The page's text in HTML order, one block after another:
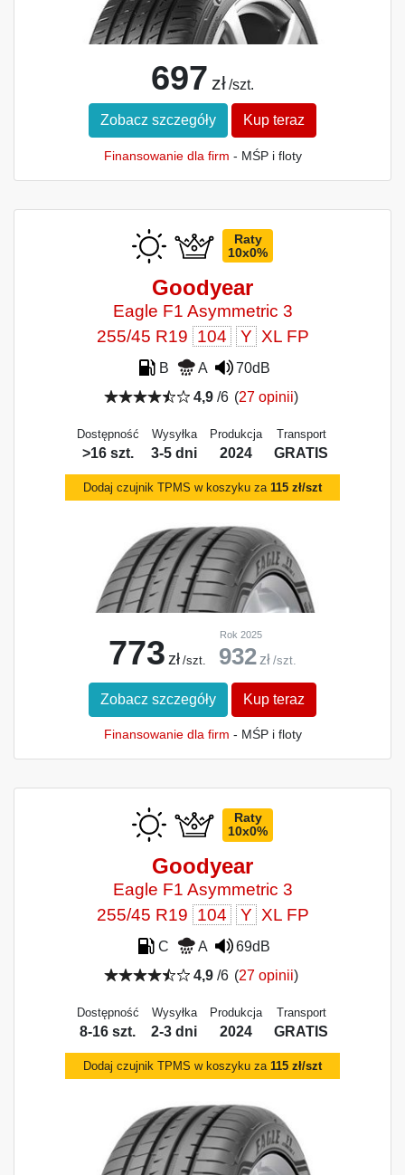
697 zł /szt.
Zobacz szczegóły Kup teraz
Finansowanie dla firm - MŚP i floty
Raty
10x0%
Goodyear
Eagle F1 Asymmetric 3
255/45 R19 104 Y XL FP
B A
70dB
4,9/6 (27 opinii)
Dostępność
>16 szt.
Wysyłka
3-5 dni
Produkcja
2024
Transport
GRATIS
Dodaj czujnik TPMS w koszyku za 115 zł/szt
773 zł /szt.
Rok 2025
932 zł /szt.
Zobacz szczegóły Kup teraz
Finansowanie dla firm - MŚP i floty
Raty
10x0%
Goodyear
Eagle F1 Asymmetric 3
255/45 R19 104 Y XL FP
C A
69dB
4,9/6 (27 opinii)
Dostępność
8-16 szt.
Wysyłka
2-3 dni
Produkcja
2024
Transport
GRATIS
Dodaj czujnik TPMS w koszyku za 115 zł/szt